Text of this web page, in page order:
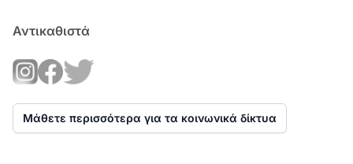
Αντικαθιστά
Μάθετε περισσότερα για τα κοινωνικά δίκτυα